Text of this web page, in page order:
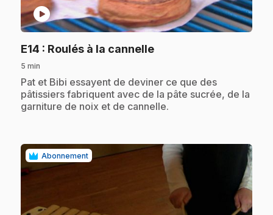
play_circle
E14 : Roulés à la cannelle.
5 min
.Pat et Bibi essayent de deviner ce que des
pâtissiers fabriquent avec de la pâte sucrée, de la
garniture de noix et de cannelle.
Abonnement